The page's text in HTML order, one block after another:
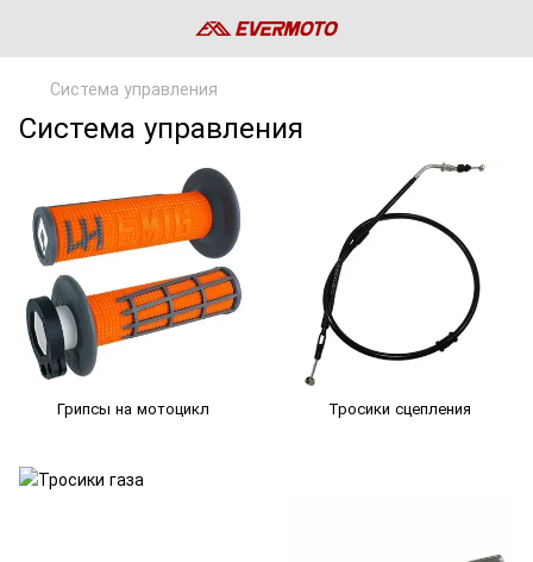
Система управления
Система управления
Грипсы на мотоцикл Тросики сцепления